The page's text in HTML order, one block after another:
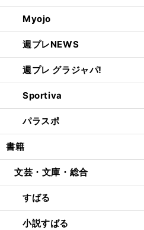
Myojo
週プレNEWS
週プレ グラジャパ!
Sportiva
パラスポ
書籍
文芸・文庫・総合
すばる
小説すばる